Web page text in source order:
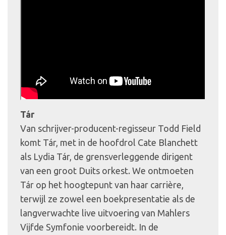
Tár
Van schrijver-producent-regisseur Todd Field
komt Tár, met in de hoofdrol Cate Blanchett
als Lydia Tár, de grensverleggende dirigent
van een groot Duits orkest. We ontmoeten
Tár op het hoogtepunt van haar carrière,
terwijl ze zowel een boekpresentatie als de
langverwachte live uitvoering van Mahlers
Vijfde Symfonie voorbereidt. In de